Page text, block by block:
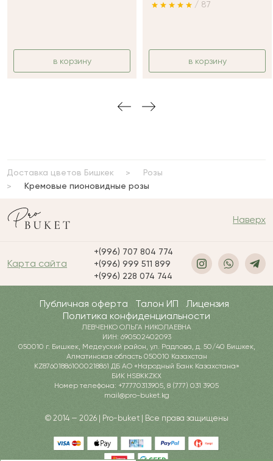
в корзину
/ 87
в корзину
Доставка цветов Бишкек
Розы
Кремовые пионовидные розы
Наверх
Карта сайта
+(996) 707 804 774
+(996) 999 511 899
+(996) 228 074 744
Публичная оферта Талон ИП
Лицензия
Политика конфиденциальности
ЛЕВЧЕНКО ОЛЬГА НИКОЛАЕВНА
ИИН: 690502402093
050010 г. Бишкек, Медеуский район, ул. Радлова, д. 50/40 Бишкек,
Алматинская область 050010 Казахстан
KZ876018861000218861 ДБ АО «Народный Банк Казахстана»
БИК HSBKKZKX
Номер телефона: +77770313905, 8 (777) 031 3905
mail@pro-buket.kg
© 2014 — 2026 | Pro-buket | Все права защищены